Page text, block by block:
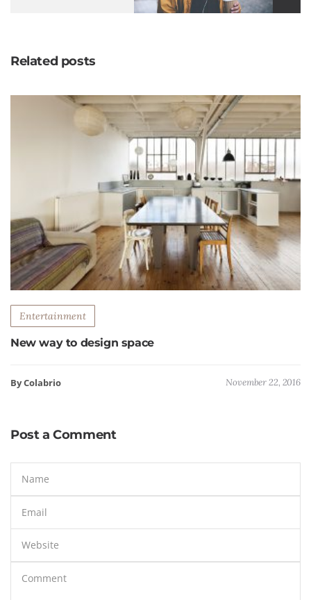
Related posts
Entertainment
New way to design space
By Colabrio November 22, 2016
Post a Comment